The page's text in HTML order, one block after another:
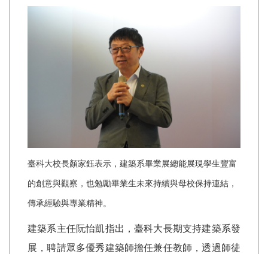
臺科大校長顏家鈺表示，建築系畢業展總能展現學生豐富
的創意與觀察，也勉勵畢業生未來持續與母校保持連結，
傳承經驗與專業精神。
建築系主任阮怡凱指出，臺科大長期支持建築系發
展，聘請眾多優秀建築師擔任兼任教師，透過師徒